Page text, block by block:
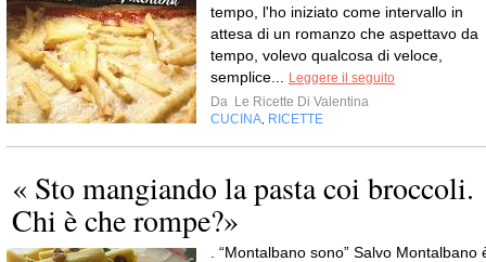
tempo, l'ho iniziato come intervallo in
attesa di un romanzo che aspettavo da
tempo, volevo qualcosa di veloce,
semplice...
Leggere il seguito
Da Le Ricette Di Valentina
CUCINA RICETTE
« Sto mangiando la pasta coi broccoli.
Chi è che rompe?»
. “Montalbano sono” Salvo Montalbano